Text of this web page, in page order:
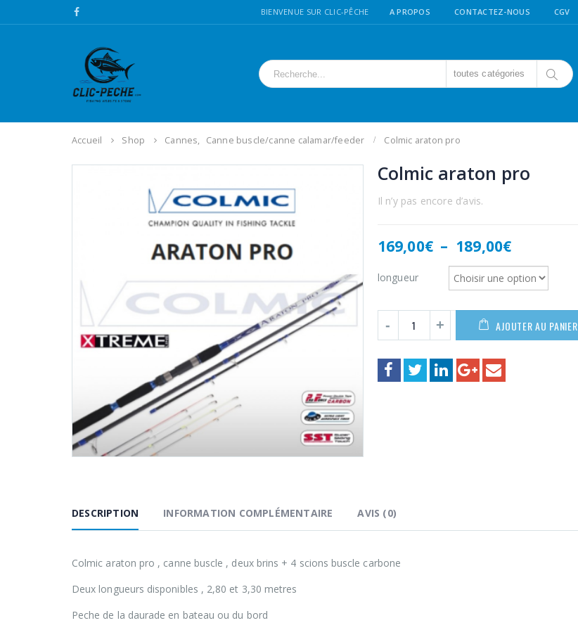
BIENVENUE SUR CLIC-PÊCHE A PROPOS CONTACTEZ-NOUS CGV
toutes catégories
Accueil Shop Cannes, Canne buscle/canne calamar/feeder Colmic araton pro
Colmic araton pro
Il n’y pas encore d’avis.
169,00€ – 189,00€Plage
prix :
169,00€
189,00€
longueur
AJOUTER AU PANIER
DESCRIPTION INFORMATION COMPLÉMENTAIRE AVIS (0)
Colmic araton pro , canne buscle , deux brins + 4 scions buscle carbone
Deux longueurs disponibles , 2,80 et 3,30 metres
Peche de la daurade en bateau ou du bord